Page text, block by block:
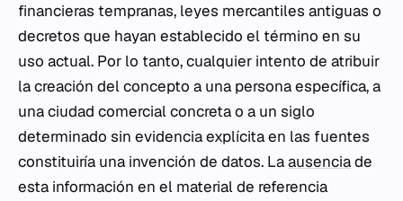
financieras tempranas, leyes mercantiles antiguas o
decretos que hayan establecido el término en su
uso actual. Por lo tanto, cualquier intento de atribuir
la creación del concepto a una persona específica, a
una ciudad comercial concreta o a un siglo
determinado sin evidencia explícita en las fuentes
constituiría una invención de datos. Laausenciade
esta información en el material de referencia